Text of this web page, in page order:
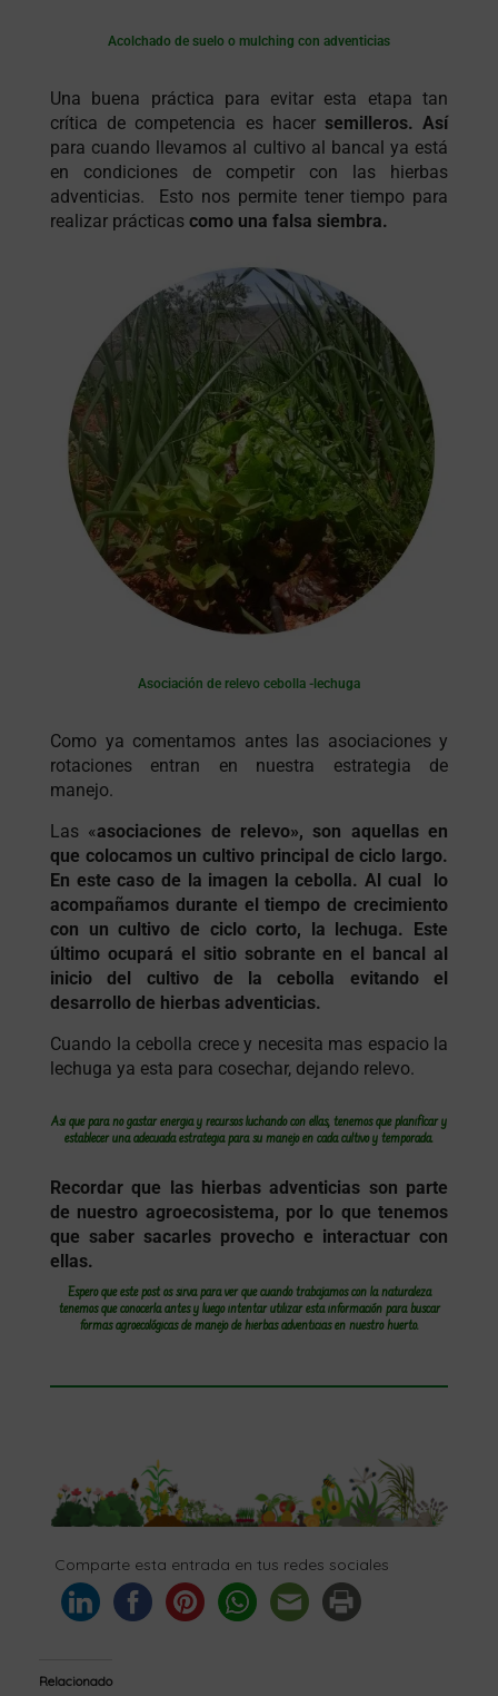
Acolchado de suelo o mulching con adventicias
Una buena práctica para evitar esta etapa tan
crítica de competencia es hacer semilleros. Así
para cuando llevamos al cultivo al bancal ya está
en condiciones de competir con las hierbas
adventicias. Esto nos permite tener tiempo para
realizar prácticas como una falsa siembra.
Asociación de relevo cebolla -lechuga
Como ya comentamos antes las asociaciones y
rotaciones entran en nuestra estrategia de
manejo.
Las «asociaciones de relevo», son aquellas en
que colocamos un cultivo principal de ciclo largo.
En este caso de la imagen la cebolla. Al cual lo
acompañamos durante el tiempo de crecimiento
con un cultivo de ciclo corto, la lechuga. Este
último ocupará el sitio sobrante en el bancal al
inicio del cultivo de la cebolla evitando el
desarrollo de hierbas adventicias.
Cuando la cebolla crece y necesita mas espacio la
lechuga ya esta para cosechar, dejando relevo.
Así que para no gastar energía y recursos luchando con ellas, tenemos que planificar y
establecer una adecuada estrategia para su manejo en cada cultivo y temporada.
Recordar que las hierbas adventicias son parte
de nuestro agroecosistema, por lo que tenemos
que saber sacarles provecho e interactuar con
ellas.
Espero que este post os sirva para ver que cuando trabajamos con la naturaleza
tenemos que conocerla antes y luego intentar utilizar esta información para buscar
formas agroecológicas de manejo de hierbas adventicias en nuestro huerto.
Comparte esta entrada en tus redes sociales
Relacionado